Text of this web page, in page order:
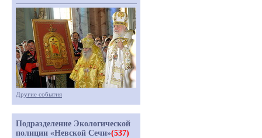
Другие события
Подразделение Экологической
полиции «Невской Сечи»(537)